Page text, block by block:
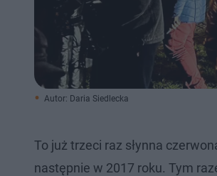
Autor: Daria Siedlecka
To już trzeci raz słynna
następnie w 2017 roku. Tym